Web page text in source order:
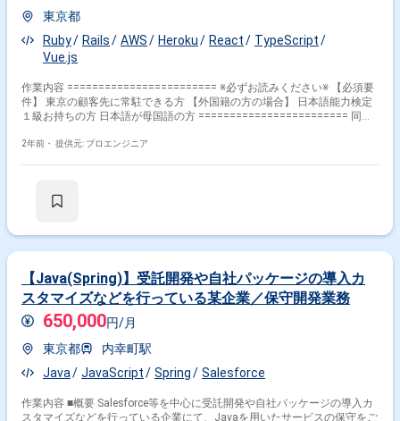
東京都
Ruby
Rails AWS Heroku React
TypeScript
Vue.js
作業内容 ======================== ※必ずお読みください※ 【必須要
件】 東京の顧客先に常駐できる方 【外国籍の方の場合】 日本語能力検定
１級お持ちの方 日本語が母国語の方 ======================== 同社
している企業です。 今回は、フルスタックエンジニア（バックエンドの業
2年前・ 提供元: プロエンジニア
【Java(Spring)】受託開発や自社パッケージの導入カ
スタマイズなどを行っている某企業／保守開発業務
650,000円/月
東京都
内幸町駅
Java
JavaScript Spring Salesforce
作業内容 ■概要 Salesforce等を中心に受託開発や自社パッケージの導入カ
スタマイズなどを行っている企業にて、Javaを用いたサービスの保守をご